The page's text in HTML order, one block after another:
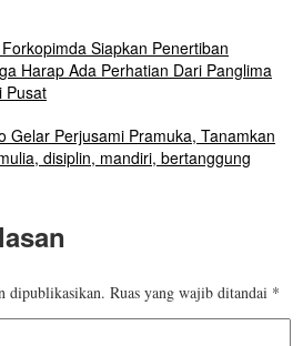
Siapkan Penertiban
Harap Ada Perhatian Dari Panglima
Pusat
Gelar Perjusami Pramuka, Tanamkan
disiplin, mandiri, bertanggung
dipublikasikan. Ruas yang wajib ditandai *